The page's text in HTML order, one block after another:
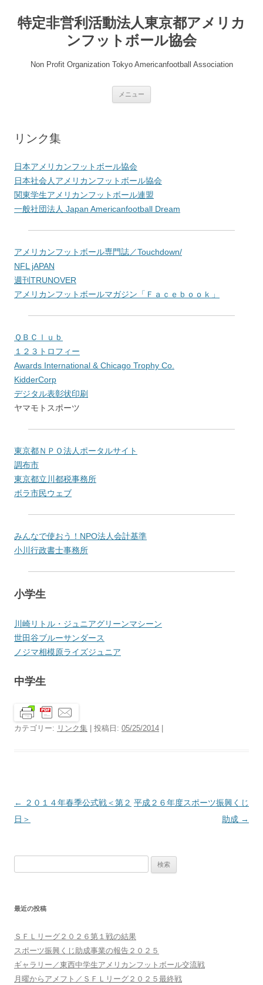
テ
ン
特定非営利活動法人東京都アメリカ
ンフットボール協会
Non Profit Organization Tokyo Americanfootball Association
メニュー
リンク集
日本アメリカンフットボール協会
日本社会人アメリカンフットボール協会
関東学生アメリカンフットボール連盟
一般社団法人 Japan Americanfootball Dream
アメリカンフットボール専門誌／Touchdown/
NFL jAPAN
週刊TRUNOVER
アメリカンフットボールマガジン「Ｆａｃｅｂｏｏｋ」
ＱＢＣｌｕｂ
１２３トロフィー
Awards International & Chicago Trophy Co.
KidderCorp
デジタル表彰状印刷
ヤマモトスポーツ
東京都ＮＰＯ法人ポータルサイト
調布市
東京都立川都税事務所
ボラ市民ウェブ
みんなで使おう！NPO法人会計基準
小川行政書士事務所
小学生
川崎リトル・ジュニアグリーンマシーン
世田谷ブルーサンダース
ノジマ相模原ライズジュニア
中学生
カテゴリー: リンク集 | 投稿日: 05/25/2014
投
稿
ン
← ２０１４年春季公式戦＜第２
日＞
平成２６年度スポーツ振興くじ
助成 →
最近の投稿
ＳＦＬリーグ２０２６第１戦の結果
スポーツ振興くじ助成事業の報告２０２５
ギャラリー／東西中学生アメリカンフットボール交流戦
月曜からアメフト／ＳＦＬリーグ２０２５最終戦